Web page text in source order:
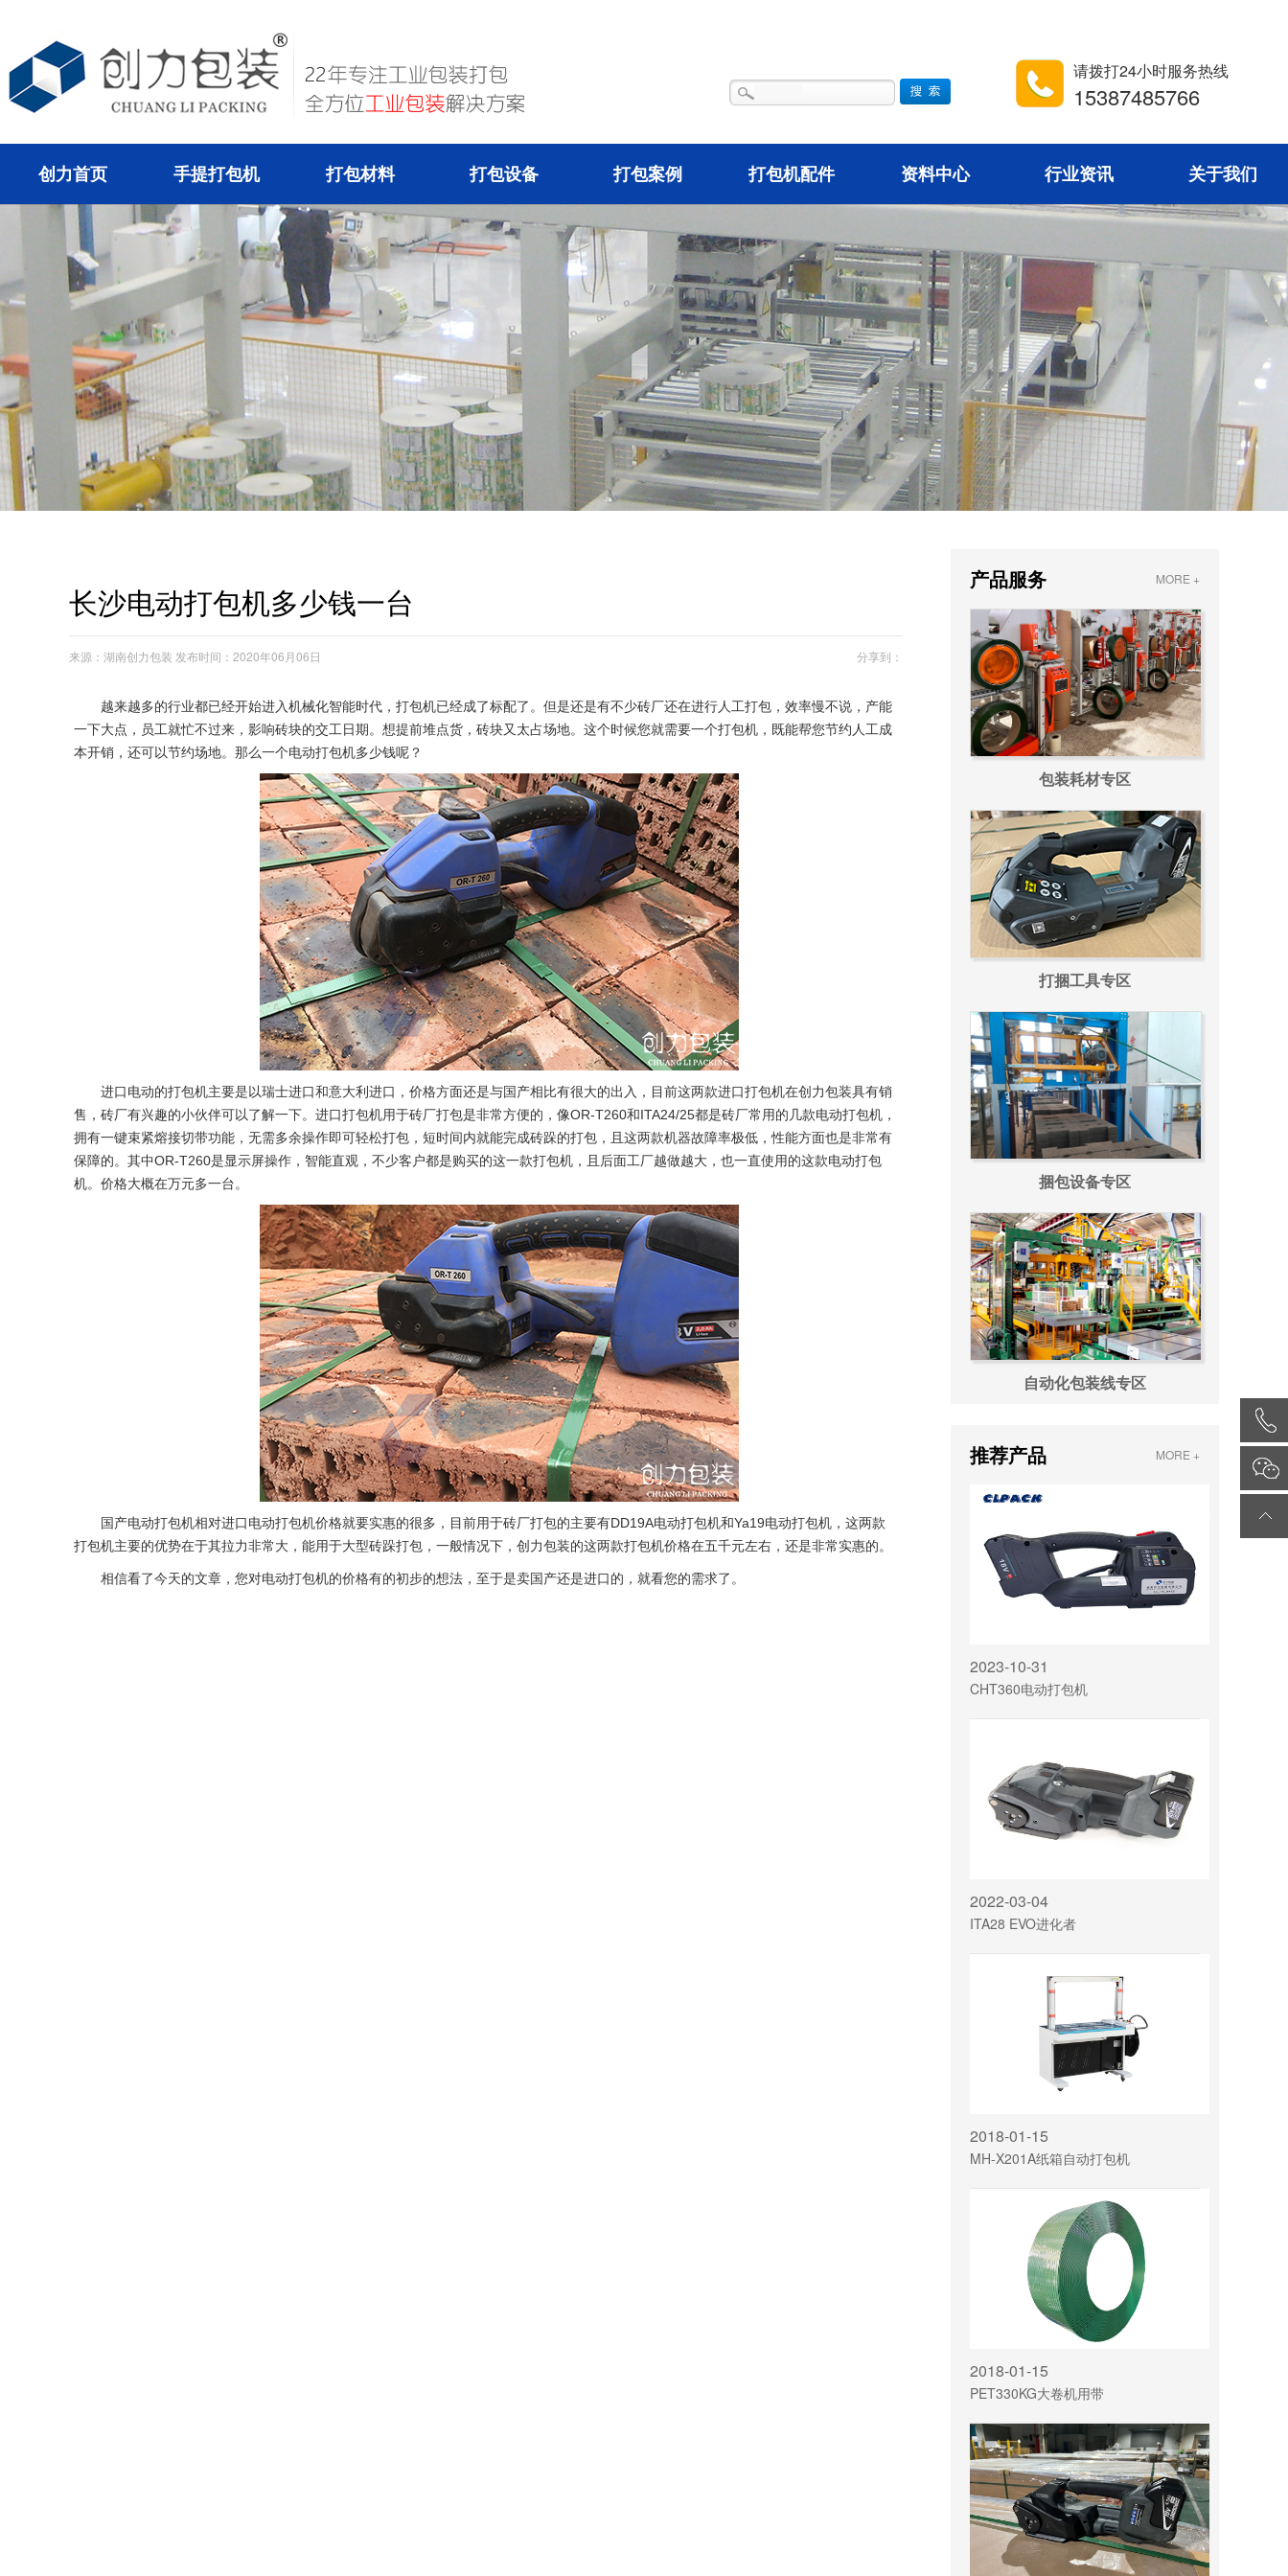
请拨打24小时服务热线
15387485766
创力首页 手提打包机 打包材料 打包设备 打包案例 打包机配件 资料中心 行业资讯 关于我们
长沙电动打包机多少钱一台
来源：湖南创力包装 发布时间：2020年06月06日 分享到：
越来越多的行业都已经开始进入机械化智能时代，打包机已经成了标配了。但是还是有不少砖厂还在进行人工打包，效率慢不说，产能
一下大点，员工就忙不过来，影响砖块的交工日期。想提前堆点货，砖块又太占场地。这个时候您就需要一个打包机，既能帮您节约人工成
本开销，还可以节约场地。那么一个电动打包机多少钱呢？
进口电动的打包机主要是以瑞士进口和意大利进口，价格方面还是与国产相比有很大的出入，目前这两款进口打包机在创力包装具有销
售，砖厂有兴趣的小伙伴可以了解一下。进口打包机用于砖厂打包是非常方便的，像OR-T260和ITA24/25都是砖厂常用的几款电动打包机，
拥有一键束紧熔接切带功能，无需多余操作即可轻松打包，短时间内就能完成砖跺的打包，且这两款机器故障率极低，性能方面也是非常有
保障的。其中OR-T260是显示屏操作，智能直观，不少客户都是购买的这一款打包机，且后面工厂越做越大，也一直使用的这款电动打包
机。价格大概在万元多一台。
国产电动打包机相对进口电动打包机价格就要实惠的很多，目前用于砖厂打包的主要有DD19A电动打包机和Ya19电动打包机，这两款
打包机主要的优势在于其拉力非常大，能用于大型砖跺打包，一般情况下，创力包装的这两款打包机价格在五千元左右，还是非常实惠的。
相信看了今天的文章，您对电动打包机的价格有的初步的想法，至于是卖国产还是进口的，就看您的需求了。
产品服务 MORE +
包装耗材专区
打捆工具专区
捆包设备专区
自动化包装线专区
推荐产品 MORE +
2023-10-31
CHT360电动打包机
2022-03-04
ITA28 EVO进化者
2018-01-15
MH-X201A纸箱自动打包机
2018-01-15
PET330KG大卷机用带